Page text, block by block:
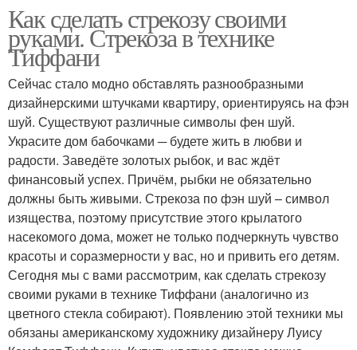
Как сделать стрекозу своими
руками. Стрекоза в технике
Тиффани
Сейчас стало модно обставлять разнообразными
дизайнерскими штучками квартиру, ориентируясь на фэн
шуй. Существуют различные символы фен шуй.
Украсите дом бабочками ─ будете жить в любви и
радости. Заведёте золотых рыбок, и вас ждёт
финансовый успех. Причём, рыбки не обязательно
должны быть живыми. Стрекоза по фэн шуй – символ
изящества, поэтому присутствие этого крылатого
насекомого дома, может не только подчеркнуть чувство
красоты и соразмерности у вас, но и привить его детям.
Сегодня мы с вами рассмотрим, как сделать стрекозу
своими руками в технике Тиффани (аналогично из
цветного стекла собирают). Появлению этой техники мы
обязаны американскому художнику дизайнеру Луису